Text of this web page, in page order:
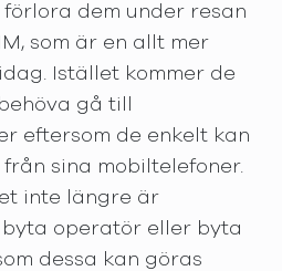
dem under resan
som är en allt mer
Istället kommer de
gå till
eftersom de enkelt kan
sina mobiltelefoner.
inte längre är
operatör eller byta
dessa kan göras